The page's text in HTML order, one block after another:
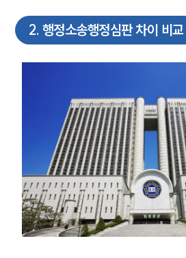
2. 행정소송행정심판 차이 비교